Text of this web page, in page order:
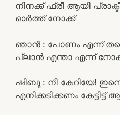
നിനക്ക് ഫ്രീ ആയി
ഓർത്ത് നോക്ക്
ഞാൻ : പോണം എന്ന്
പ്ലാൻ എന്താ എന്ന്
ഷിബു : നീ കേറിയേ!
എനിക്കടിക്കണം